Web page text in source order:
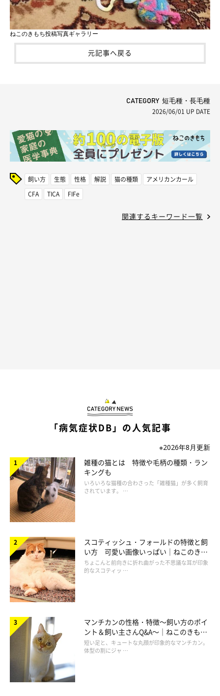
ねこのきもち投稿写真ギャラリー
元記事へ戻る
CATEGORY 短毛種・長毛種
2026/06/01 UP DATE
飼い方 生態 性格 解説 猫の種類
アメリカンカール
CFA
TICA FIFe
関連するキーワード一覧
「病気症状DB」の人気記事
※2026年8月更新
雑種の猫とは 特徴や毛柄の種類・ラン
キングも
いろいろな猫種の合わさった「雑種猫」が多く飼育
されています。 …
スコティッシュ・フォールドの特徴と飼
い方 可愛い画像いっぱい｜ねこのきも
ち 猫図鑑
ちょこんと前向きに折れ曲がった不思議な耳が印象
的なスコティッ …
マンチカンの性格・特徴～飼い方のポイ
ント＆飼い主さんQ&A～｜ねこのきもち
猫図鑑
短い足と、キュートな丸顔が印象的なマンチカン。
体型の割にジャ …